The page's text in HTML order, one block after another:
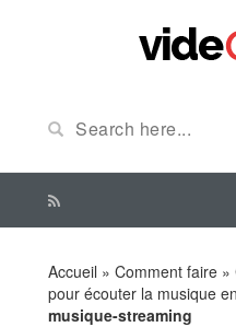
Accueil » Comment faire »
pour écouter la musique
musique-streaming